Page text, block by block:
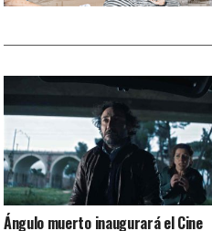
Ángulo muerto inaugurará el Cine